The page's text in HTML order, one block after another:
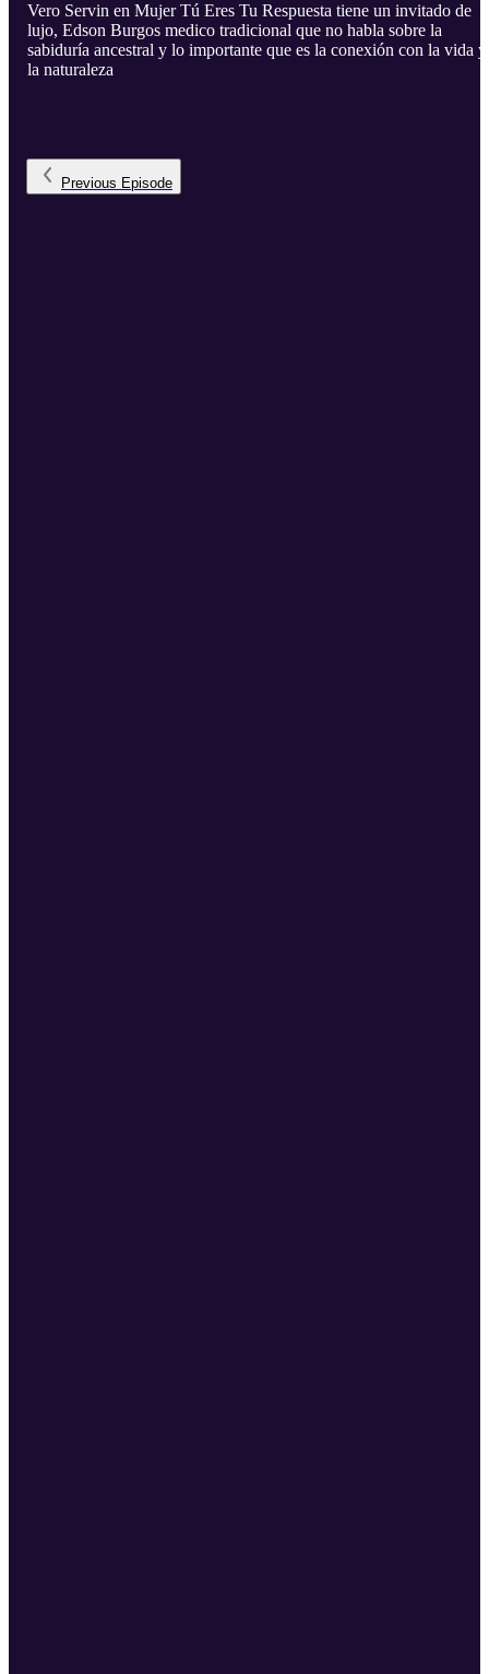
Vero Servin en Mujer Tú Eres Tu Respuesta tiene un invitado de
lujo, Edson Burgos medico tradicional que no habla sobre la
sabiduría ancestral y lo importante que es la conexión con la vida y
la naturaleza
Previous Episode